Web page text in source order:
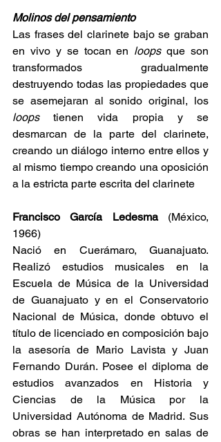
Molinos del pensamiento
Las frases del clarinete bajo se graban
en vivo y se tocan en loops que son
transformados gradualmente
destruyendo todas las propiedades que
loops tienen vida propia y se
desmarcan de la parte del clarinete,
creando un diálogo interno entre ellos y
al mismo tiempo creando una oposición
a la estricta parte escrita del clarinete
Francisco García Ledesma (México,
1966)
Nació en Cuerámaro, Guanajuato.
Realizó estudios musicales en la
Escuela de Música de la Universidad
de Guanajuato y en el Conservatorio
Nacional de Música, donde obtuvo el
título de licenciado en composición bajo
la asesoría de Mario Lavista y Juan
Fernando Durán. Posee el diploma de
estudios avanzados en Historia y
Ciencias de la Música por la
Universidad Autónoma de Madrid. Sus
obras se han interpretado en salas de